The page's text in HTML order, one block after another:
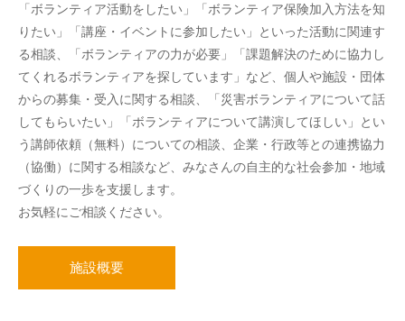
「ボランティア活動をしたい」「ボランティア保険加入方法を知
りたい」「講座・イベントに参加したい」といった活動に関連す
る相談、「ボランティアの力が必要」「課題解決のために協力し
てくれるボランティアを探しています」など、個人や施設・団体
からの募集・受入に関する相談、「災害ボランティアについて話
してもらいたい」「ボランティアについて講演してほしい」とい
う講師依頼（無料）についての相談、企業・行政等との連携協力
（協働）に関する相談など、みなさんの自主的な社会参加・地域
づくりの一歩を支援します。
お気軽にご相談ください。
施設概要